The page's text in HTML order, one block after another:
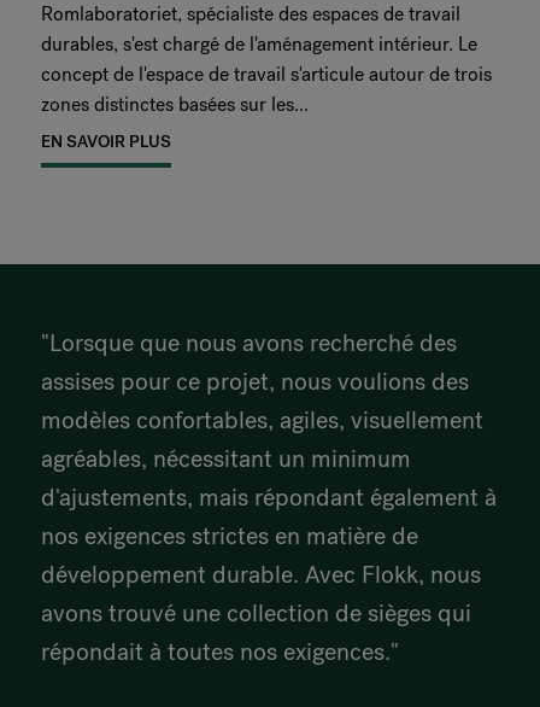
Romlaboratoriet, spécialiste des espaces de travail
durables, s'est chargé de l'aménagement intérieur. Le
concept de l'espace de travail s'articule autour de trois
zones distinctes basées sur les...
EN SAVOIR PLUS
"Lorsque que nous avons recherché des
assises pour ce projet, nous voulions des
modèles confortables, agiles, visuellement
agréables, nécessitant un minimum
d'ajustements, mais répondant également à
nos exigences strictes en matière de
développement durable. Avec Flokk, nous
avons trouvé une collection de sièges qui
répondait à toutes nos exigences."